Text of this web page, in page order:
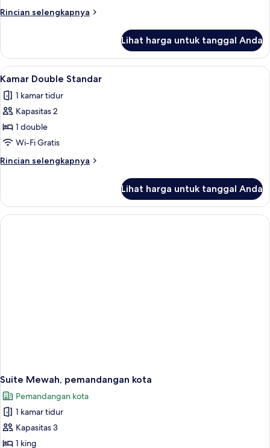
Rincian selengkapnya
Rincian
Suite
Deluks,
pemandangan
Lihat harga untuk tanggal Anda
Lihat
semua
foto
untuk
Kamar
Double
Standar
Brankas, meja kerja, ruang kerja
1
Kamar Double Standar
1 kamar tidur
Kapasitas 2
1 double
Wi-Fi Gratis
Rincian selengkapnya
Rincian
Kamar
Double
Standar
Lihat harga untuk tanggal Anda
Suite Mewah, pemandangan kota
Pemandangan kota
1 kamar tidur
Kapasitas 3
1 king